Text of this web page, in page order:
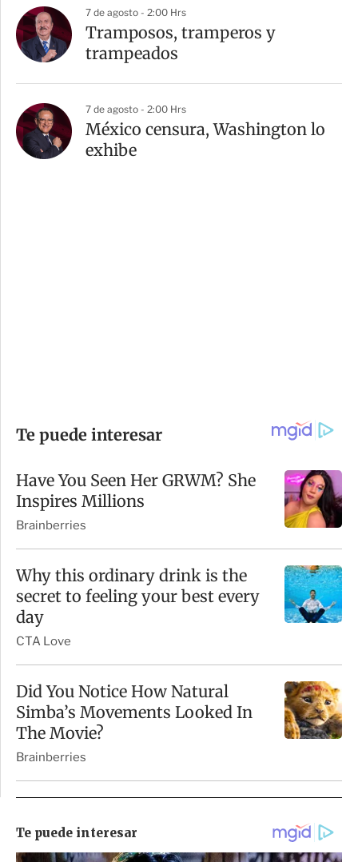
7 de agosto - 2:00 Hrs
Tramposos, tramperos y
trampeados
7 de agosto - 2:00 Hrs
México censura, Washington lo
exhibe